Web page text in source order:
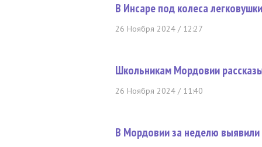
В Инсаре под колеса
26 Ноября 2024 / 12:27
Школьникам Мордовии
26 Ноября 2024 / 11:40
В Мордовии за неделю выявили